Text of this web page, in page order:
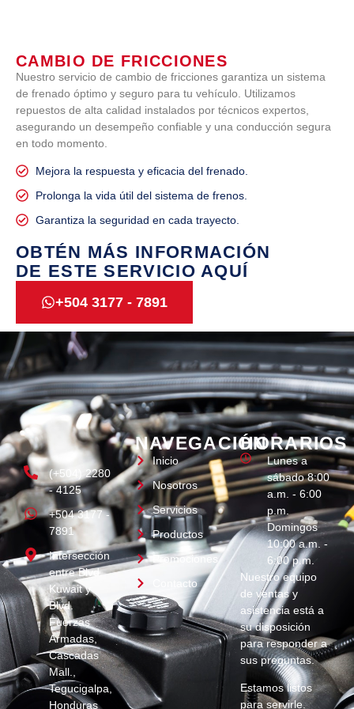
CAMBIO DE FRICCIONES
Nuestro servicio de cambio de fricciones garantiza un sistema
de frenado óptimo y seguro para tu vehículo. Utilizamos
repuestos de alta calidad instalados por técnicos expertos,
asegurando un desempeño confiable y una conducción segura
en todo momento.
Mejora la respuesta y eficacia del frenado.
Prolonga la vida útil del sistema de frenos.
Garantiza la seguridad en cada trayecto.
OBTÉN MÁS INFORMACIÓN
DE ESTE SERVICIO AQUÍ
+504 3177 - 7891
(+504) 2280
- 4125
+504 3177 -
7891
Intersección
entre Blvd.
Kuwait y
Blvd.
Fuerzas
Armadas,
Cascadas
Mall.,
Tegucigalpa,
Honduras
NAVEGACIÓN
Inicio
Nosotros
Servicios
Productos
Promociones
Contacto
HORARIOS
Lunes a
sábado 8:00
a.m. - 6:00
p.m.
Domingos
10:00 a.m. -
6:00 p.m.
Nuestro equipo
de ventas y
asistencia está a
su disposición
para responder a
sus preguntas.
Estamos listos
para servirle.